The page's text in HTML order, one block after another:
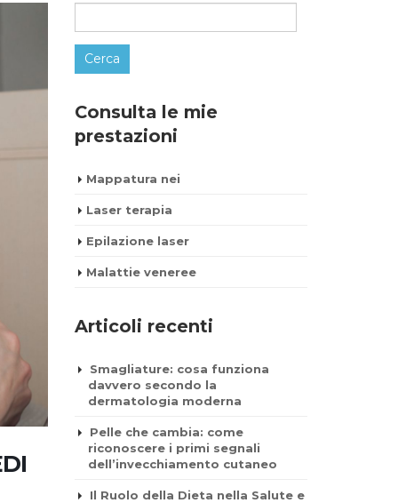
per:
Consulta le mie
prestazioni
Mappatura nei
Laser terapia
Epilazione laser
Malattie veneree
Articoli recenti
Smagliature: cosa funziona
davvero secondo la
dermatologia moderna
Pelle che cambia: come
riconoscere i primi segnali
dell’invecchiamento cutaneo
Il Ruolo della Dieta nella Salute e